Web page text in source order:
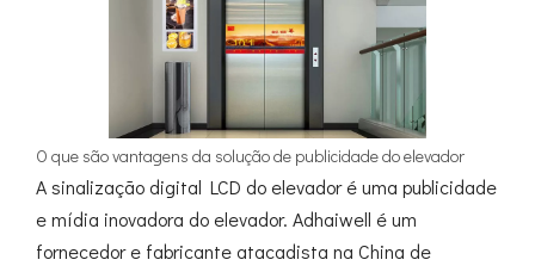
O que são vantagens da solução de publicidade do elevador
A sinalização digital LCD do elevador é uma publicidade
e mídia inovadora do elevador. Adhaiwell é um
fornecedor e fabricante atacadista na China de